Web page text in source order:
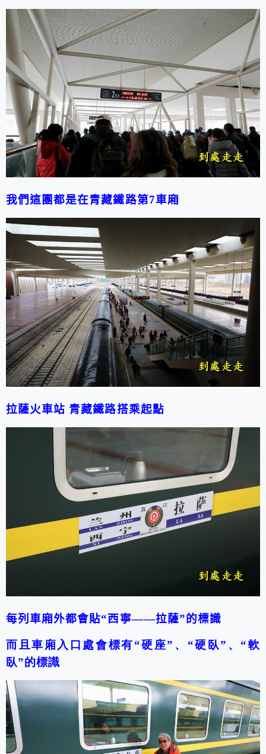
我們這團都是在青藏鐵路第7車廂
拉薩火車站 青藏鐵路搭乘起點
每列車廂外都會貼“西寧——拉薩”的標識
而且車廂入口處會標有“硬座”、“硬臥”、“軟
臥”的標識